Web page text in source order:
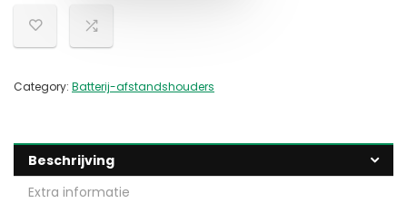
Category: Batterij-afstandshouders
Beschrijving
Extra informatie